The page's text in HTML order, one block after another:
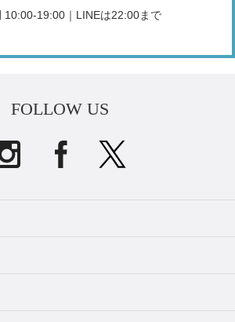
10:00-19:00｜LINEは22:00まで
FOLLOW US